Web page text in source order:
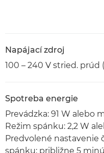
Napájací zdroj
100 – 240 V stried. prúd
Spotreba energie
Prevádzka: 91 W alebo
Režim spánku: 2,2 W
Predvolené nastavenie
spánku: približne 5